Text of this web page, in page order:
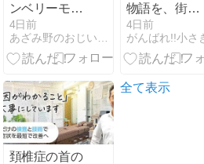
ンベリーモー
ル
「SEAFOOD
JO'S」
4日前
あざみ野のおじいちゃんからの報告
物語を、街の
中でも支えて
いきた
い。。。(保育
女の子の成人
4日前
頚椎症の首の
全て表示